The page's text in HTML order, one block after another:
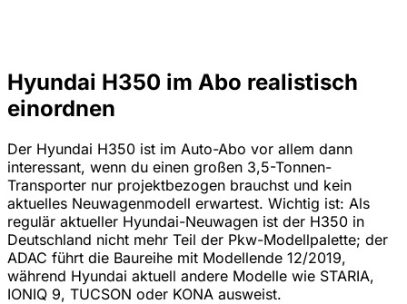
Hyundai H350 im Abo realistisch
einordnen
Der Hyundai H350 ist im Auto-Abo vor allem dann
interessant, wenn du einen großen 3,5-Tonnen-
Transporter nur projektbezogen brauchst und kein
aktuelles Neuwagenmodell erwartest. Wichtig ist: Als
regulär aktueller Hyundai-Neuwagen ist der H350 in
Deutschland nicht mehr Teil der Pkw-Modellpalette; der
ADAC führt die Baureihe mit Modellende 12/2019,
während Hyundai aktuell andere Modelle wie STARIA,
IONIQ 9, TUCSON oder KONA ausweist.